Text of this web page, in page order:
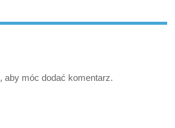
, aby móc dodać komentarz.